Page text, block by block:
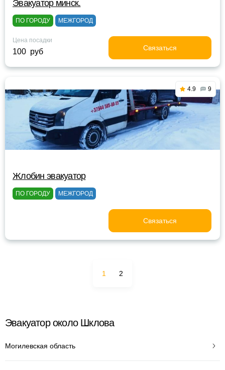
Эвакуатор минск.
ПО ГОРОДУ МЕЖГОРОД
Цена посадки
100 руб Связаться
4.9 9
Жлобин эвакуатор
ПО ГОРОДУ МЕЖГОРОД
Связаться
1 2
Эвакуатор около Шклова
Могилевская область